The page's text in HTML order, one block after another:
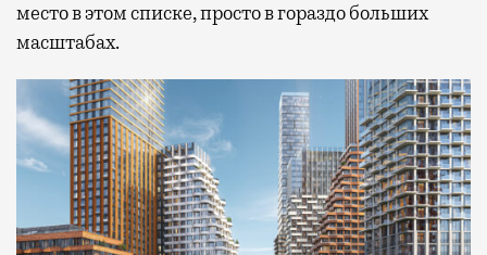
место в этом списке, просто в гораздо больших
масштабах.